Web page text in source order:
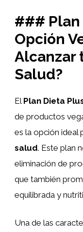
### Plan
Opción
Alcanzar
Salud?
El Plan Dieta
de productos
es la opción ideal
salud. Este plan
eliminación de
que también
equilibrada y
Una de las